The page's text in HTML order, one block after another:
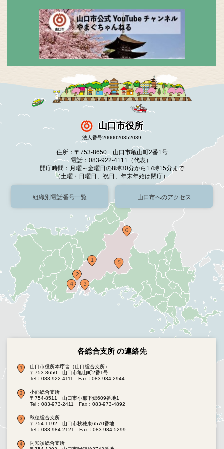
山口市役所
法人番号2000020352039
住所：〒753-8650 山口市亀山町2番1号
電話：083-922-4111（代表）
開庁時間：月曜～金曜日の8時30分から17時15分まで
（土曜・日曜日、祝日、年末年始は閉庁）
組織別電話番号一覧 山口市へのアクセス
各総合支所 の連絡先
山口市役所本庁舎（山口総合支所）
〒753-8650 山口市亀山町2番1号
Tel：083-922-4111
Fax：083-934-2944
小郡総合支所
〒754-8511 山口市小郡下郷609番地1
Tel：083-973-2411
Fax：083-973-4892
秋穂総合支所
〒754-1192 山口市秋穂東6570番地
Tel：083-984-2121
Fax：083-984-5299
阿知須総合支所